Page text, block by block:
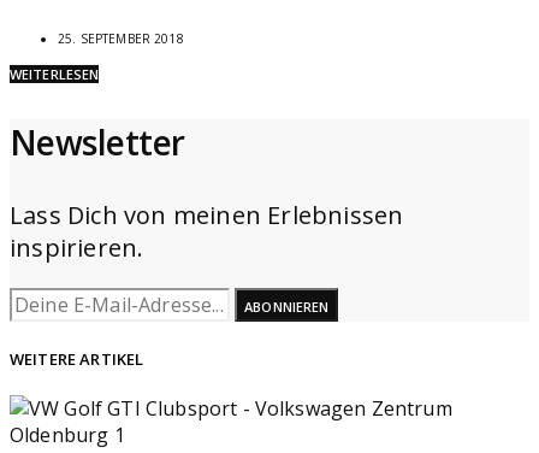
25. SEPTEMBER 2018
WEITERLESEN
Newsletter
Lass Dich von meinen Erlebnissen
inspirieren.
ABONNIEREN
WEITERE ARTIKEL